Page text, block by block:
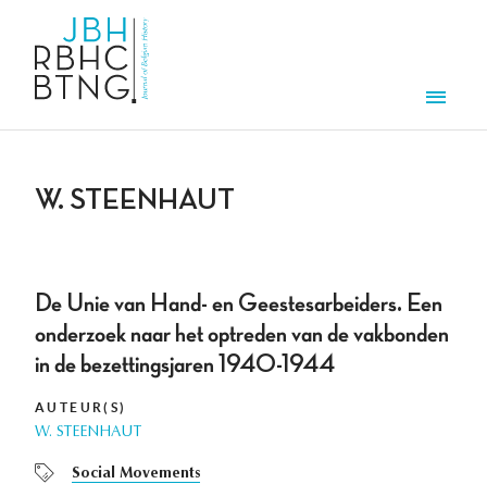
W. STEENHAUT
De Unie van Hand- en Geestesarbeiders. Een
onderzoek naar het optreden van de vakbonden
in de bezettingsjaren 1940-1944
AUTEUR(S)
W. STEENHAUT
Social Movements